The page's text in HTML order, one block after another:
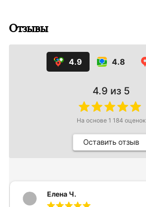
Отзывы
4.9 4.8
4.9 из 5
На основе 1 184 оценок
Оставить отзыв
Елена Ч.